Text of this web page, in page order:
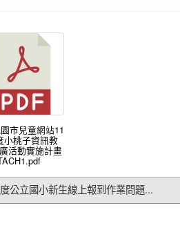
市兒童網站11
小桃子資訊教
活動實施計畫
公立國小新生線上報到作業問題...